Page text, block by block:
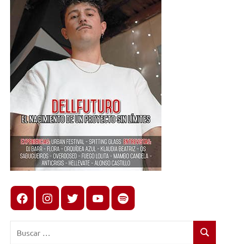
FacebookInstagram
X youtubespotify
Buscar